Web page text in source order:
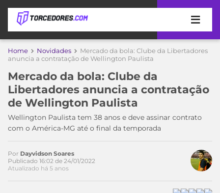
APOSTAS
DE
APOSTA
MELHORES
SITES
DE
APOSTAS
2026
COPA
DO
MUNDO
TIMES
MEU
TIME
CAMPEONATOS
Home Novidades
Mercado da bola: Clube da Libertadores
anuncia a contratação de Wellington Paulista
Mercado da bola: Clube da
Libertadores anuncia a contratação
de Wellington Paulista
Wellington Paulista tem 38 anos e deve assinar contrato
com o América-MG até o final da temporada
Acesse o perfil do autor
no Twitter
Por Dayvidson Soares
Publicado 16:02 de 24/01/2022
Atualizado há 5 anos